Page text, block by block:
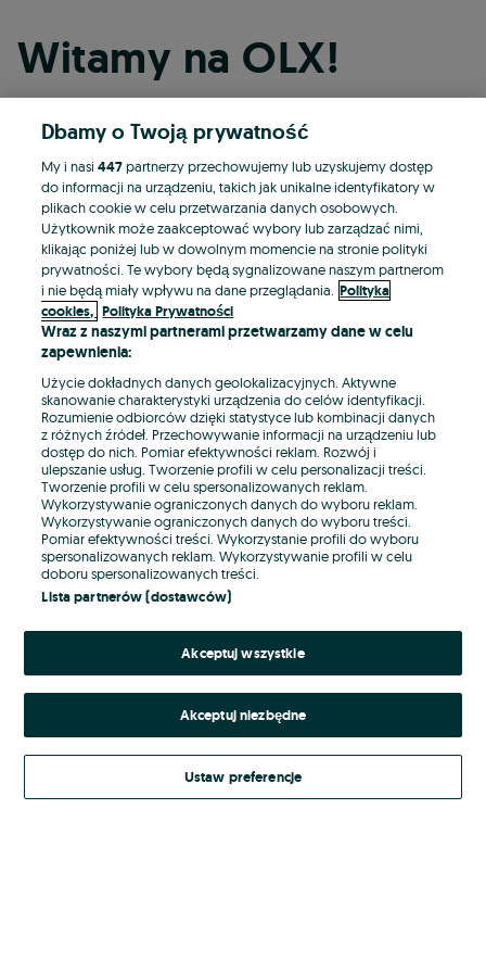
Witamy na OLX!
Kontynuuj przez Facebooka
Kontynuuj przez konto Apple
Kontynuuj przez konto Google
LUB
E-mail
Hasło
Nie pamiętasz hasła?
Zaloguj się
Kontynuując za pośrednictwem jednego z dostawców wskazanych powyżej,
Regulamin serwisuOLX.pl w jego aktualnym brzmieniu.
Dbamy o Twoją prywatność
My i nasi447partnerzy przechowujemy lub uzyskujemy dostęp
do informacji na urządzeniu, takich jak unikalne identyfikatory w
plikach cookie w celu przetwarzania danych osobowych.
Użytkownik może zaakceptować wybory lub zarządzać nimi,
klikając poniżej lub w dowolnym momencie na stronie polityki
prywatności. Te wybory będą sygnalizowane naszym partnerom
i nie będą miały wpływu na dane przeglądania. Polityka
cookies, Polityka Prywatności
Wraz z naszymi partnerami przetwarzamy dane w celu
zapewnienia:
Użycie dokładnych danych geolokalizacyjnych. Aktywne
skanowanie charakterystyki urządzenia do celów identyfikacji.
Rozumienie odbiorców dzięki statystyce lub kombinacji danych
z różnych źródeł. Przechowywanie informacji na urządzeniu lub
dostęp do nich. Pomiar efektywności reklam. Rozwój i
ulepszanie usług. Tworzenie profili w celu personalizacji treści.
Tworzenie profili w celu spersonalizowanych reklam.
Wykorzystywanie ograniczonych danych do wyboru reklam.
Wykorzystywanie ograniczonych danych do wyboru treści.
Pomiar efektywności treści. Wykorzystanie profili do wyboru
spersonalizowanych reklam. Wykorzystywanie profili w celu
doboru spersonalizowanych treści.
Lista partnerów (dostawców)
Akceptuj wszystkie
Akceptuj niezbędne
Ustaw preferencje